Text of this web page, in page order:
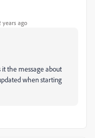
years ago
the message about
when starting